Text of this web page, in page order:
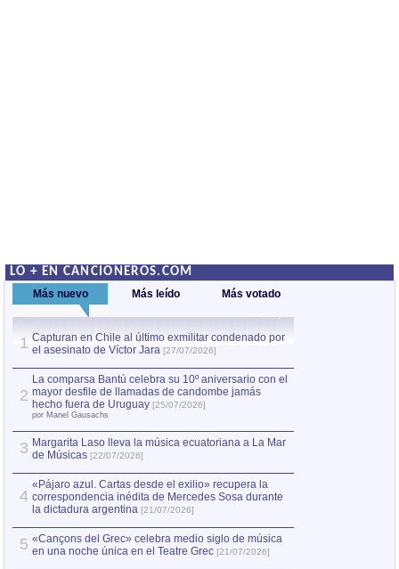
LO + EN CANCIONEROS.COM
Más nuevo Más leído Más votado
1 Capturan en Chile al último exmilitar condenado por
el asesinato de Víctor Jara [27/07/2026]
2
La comparsa Bantú celebra su 10º aniversario con el
mayor desfile de llamadas de candombe jamás
hecho fuera de Uruguay [25/07/2026]
por Manel Gausachs
3 Margarita Laso lleva la música ecuatoriana a La Mar
de Músicas [22/07/2026]
4
«Pájaro azul. Cartas desde el exilio» recupera la
correspondencia inédita de Mercedes Sosa durante
la dictadura argentina [21/07/2026]
5 «Cançons del Grec» celebra medio siglo de música
en una noche única en el Teatre Grec [21/07/2026]